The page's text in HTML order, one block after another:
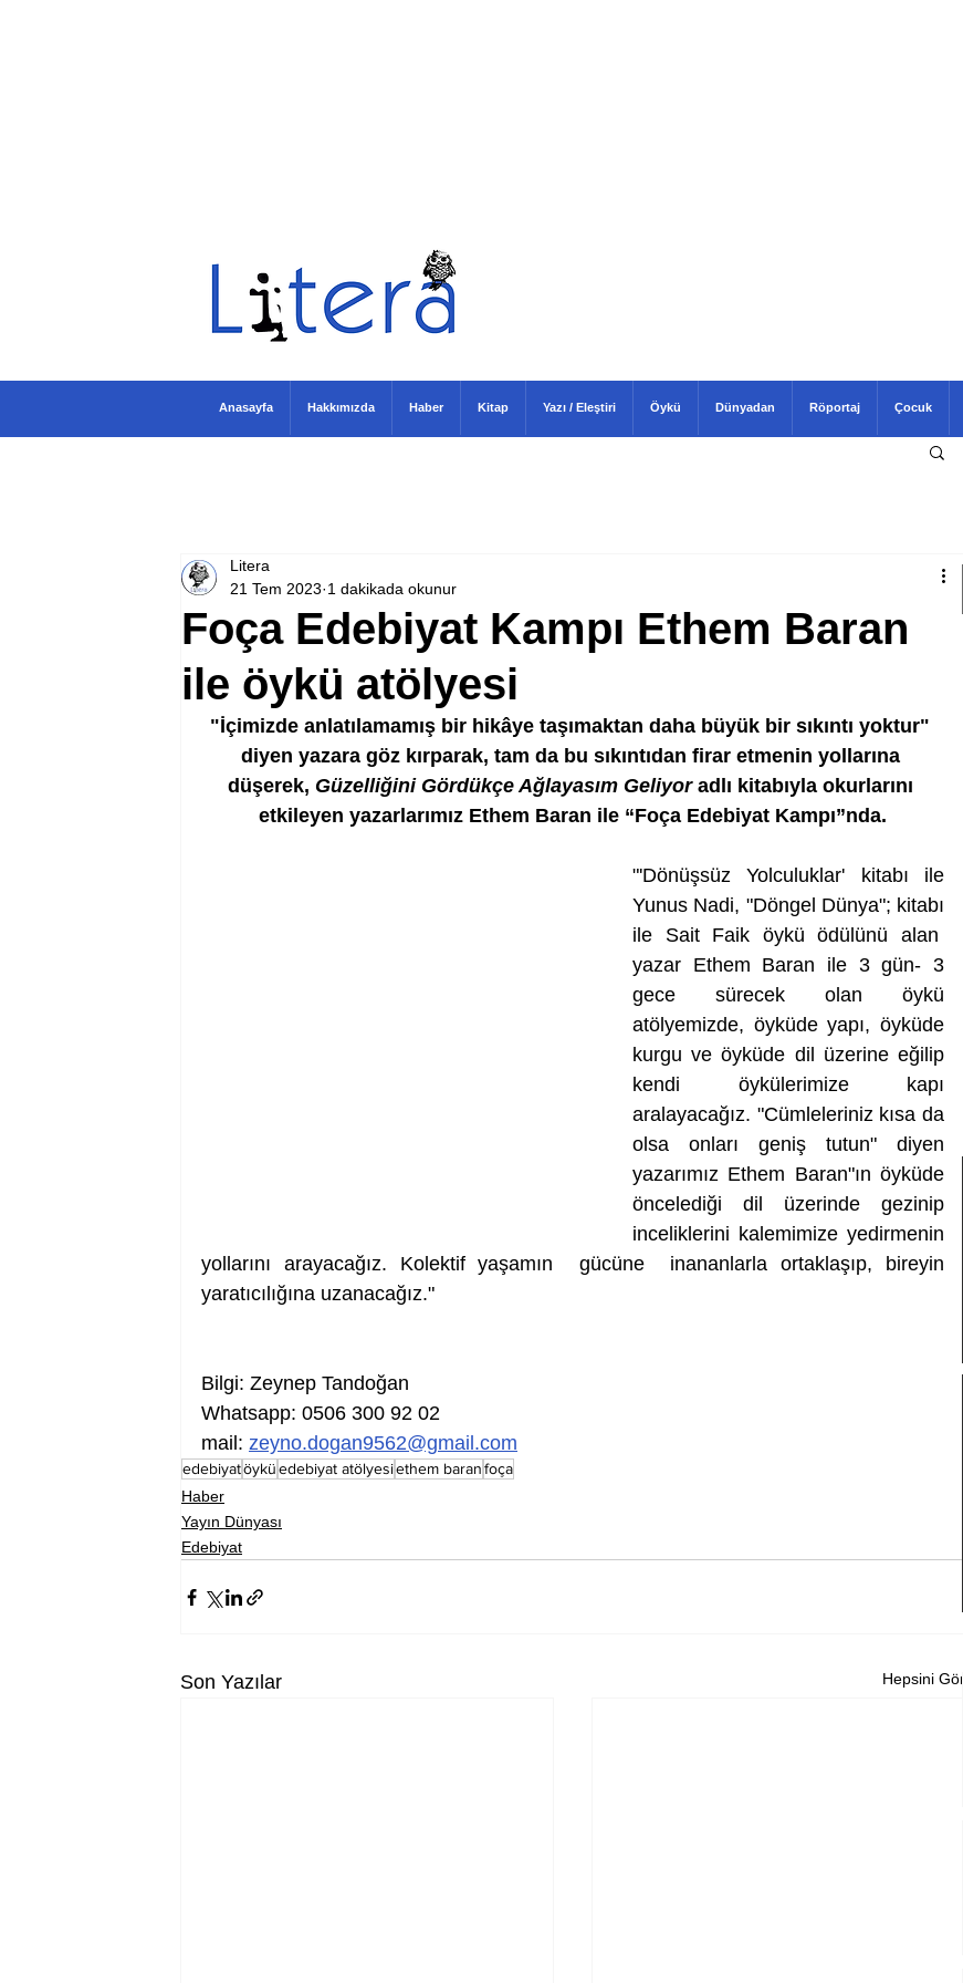
Foça Edebiyat Kampı Ethem Baran
ile öykü atölyesi
Litera
21 Tem 2023 1 dakikada okunur
"İçimizde anlatılamamış bir hikâye taşımaktan daha büyük bir sıkıntı yoktur"
diyen yazara göz kırparak, tam da bu sıkıntıdan firar etmenin yollarına
düşerek, Güzelliğini Gördükçe Ağlayasım Geliyor adlı kitabıyla okurlarını
etkileyen yazarlarımız Ethem Baran ile “Foça Edebiyat Kampı”nda.
"'Dönüşsüz Yolculuklar' kitabı ile
Yunus Nadi, "Döngel Dünya"; kitabı
ile Sait Faik öykü ödülünü alan
yazar Ethem Baran ile 3 gün- 3
gece sürecek olan öykü
atölyemizde, öyküde yapı, öyküde
kurgu ve öyküde dil üzerine eğilip
kendi öykülerimize kapı
aralayacağız. "Cümleleriniz kısa da
olsa onları geniş tutun" diyen
yazarımız Ethem Baran"ın öyküde
öncelediği dil üzerinde gezinip
inceliklerini kalemimize yedirmenin
yollarını arayacağız. Kolektif yaşamın  gücüne  inananlarla ortaklaşıp, bireyin
yaratıcılığına uzanacağız."
Bilgi: Zeynep Tandoğan
Whatsapp: 0506 300 92 02
mail: zeyno.dogan9562@gmail.com
edebiyatöyküedebiyat atölyesiethem baranfoça
Haber
Yayın Dünyası
Edebiyat
Son Yazılar Hepsini Gör
Anasayfa Hakkımızda Haber Kitap Yazı / Eleştiri Öykü Dünyadan Röportaj Çocuk